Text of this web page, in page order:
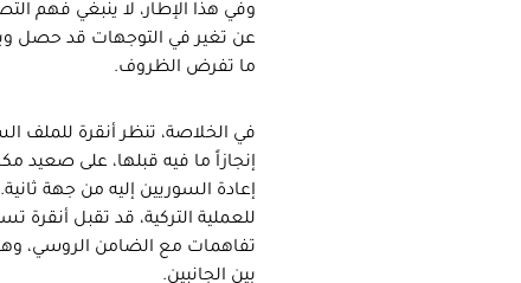
وفي هذا الإطار، لا ينبغي فهم
عن تغير في التوجهات قد حصل
ما تفرض الظروف.
في الخلاصة، تنظر أنقرة للملف
إنجازاً ما فيه قبلها، على
إعادة السوريين إليه من جهة
للعملية التركية، قد تقبل
تفاهمات مع الضامن الروسي،
بين الجانبين.